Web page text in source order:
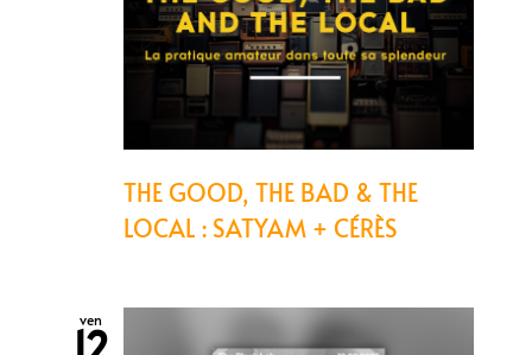
THE GOOD, THE BAD & THE
LOCAL : SATYAM + CÉRÈS
ven